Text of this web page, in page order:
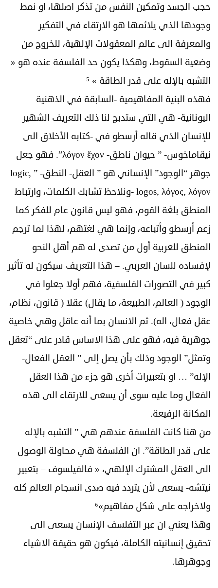
حجب الجسد وتمكين النفس من تذكر اصلها، او نمط
وجودها الذي يلائمها هو الارتقاء في التفكير
والمعرفة الى عالم المعقولات الإلهية، للخروج من
وضعية السقوط، وهكذا يكون حد الفلسفة عنده هو «
التشبه بالإله على قدر الطاقة » ⁵
فهذه البنية المفاهيمية -السابقة في الذهنية
اليونانية- هي التي ستدبج لنا ذلك التعريف الشهير
للإنسان الذي قاله أرسطو في -كتابه الأخلاق الى
نيقاماخوس- ” حيوان ناطق- λόγον ἔχον”. فهو جعل
جوهر “الوجود” الإنساني هو ” العقل- النطق- ” logic,
logos, λόγος, λόγον -ونلاحظ تشابك الكلمات، وارتباط
المنطق بلغة القوم، فهو ليس قانون عام للفكر كما
زعم أرسطو وأتباعه، وإنما هي لغتهم، لهذا لما ترجم
المنطق للعربية أول من تصدى له هم أهل النحو
لإفساده للسان العربي. – هذا التعريف سيكون له تأثير
كبير في التصورات الفلسفية، فهم أولا جعلوا في
الوجود ( العالم، الطبيعة، ما يقال) عقلا ( قانون، نظام،
عقل فعال، اله). ثم الانسان بما أنه عاقل وهي خاصية
جوهرية فيه، فهو على هذا الاساس قادر على “تعقل
وتمثل” الوجود وذلك بأن يصل إلى ” العقل الفعال-
الإله” … او بتعبيرات أخرى هو جزء من هذا العقل
الفعال وما عليه سوى أن يسعى للارتقاء الى هذه
المكانة الرفيعة.
من هنا كانت الفلسفة عندهم هي ” التشبه بالإله
على قدر الطاقة”. ان الفلسفة هي محاولة الوصول
الى العقل المشترك الإلهي، « فالفيلسوف – بتعبير
نيتشه- يسعى لأن يتردد فيه صدى انسجام العالم كله
ولاخراجه على شكل مفاهيم»⁶
وهذا يعني ان عبر التفلسف الإنسان يسعى الى
تحقيق إنسانيته الكاملة، فيكون هو حقيقة الاشياء
وجوهرها.